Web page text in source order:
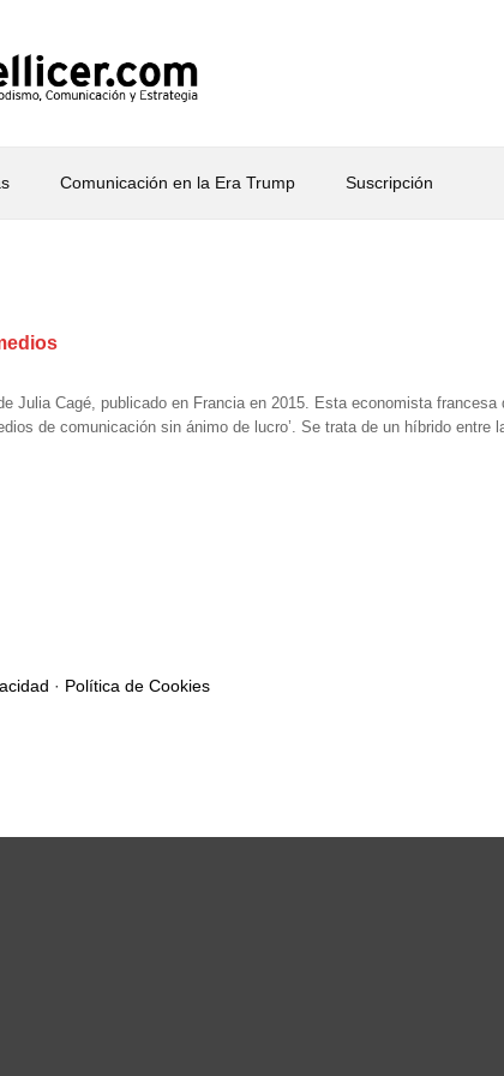
Comunicación en la Era Trump Suscripción
Julia Cagé, publicado en Francia en 2015. Esta economista
de comunicación sin ánimo de lucro’. Se trata de un híbrido entre
· Política de Cookies